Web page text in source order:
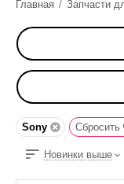
Главная / Запчасти
Sony Сбросить
Новинки выше